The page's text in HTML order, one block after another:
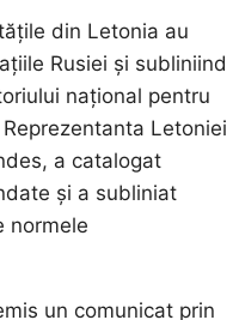
din Letonia au
Rusiei și subliniind
național pentru
Letoniei
a catalogat
și a subliniat
normele
un comunicat prin